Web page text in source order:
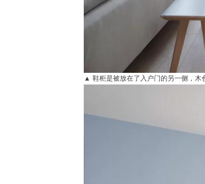
▲ 鞋柜是被放在了入户门的另一侧，木